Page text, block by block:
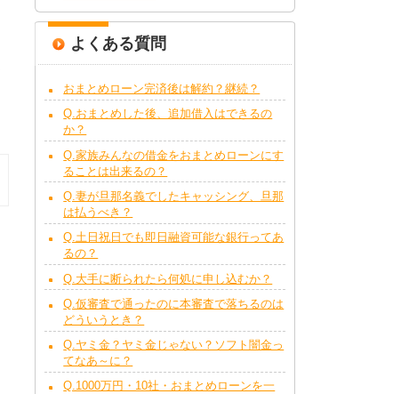
よくある質問
おまとめローン完済後は解約？継続？
Q.おまとめした後、追加借入はできるの
か？
Q.家族みんなの借金をおまとめローンにす
ることは出来るの？
Q.妻が旦那名義でしたキャッシング、旦那
は払うべき？
Q.土日祝日でも即日融資可能な銀行ってあ
るの？
Q.大手に断られたら何処に申し込むか？
Q.仮審査で通ったのに本審査で落ちるのは
どういうとき？
Q.ヤミ金？ヤミ金じゃない？ソフト闇金っ
てなあ～に？
Q.1000万円・10社・おまとめローンを一